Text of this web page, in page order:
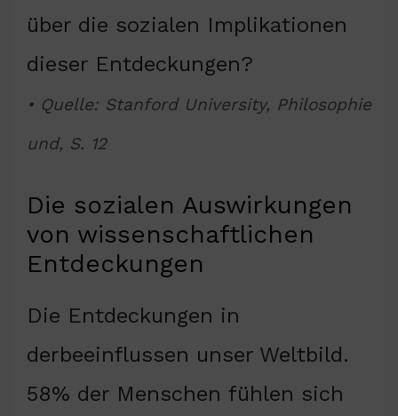
über die sozialen Implikationen
dieser Entdeckungen?
• Quelle: Stanford University, Philosophie
und, S. 12
Die sozialen Auswirkungen
von wissenschaftlichen
Entdeckungen
Die Entdeckungen in
derbeeinflussen unser Weltbild.
58% der Menschen fühlen sich